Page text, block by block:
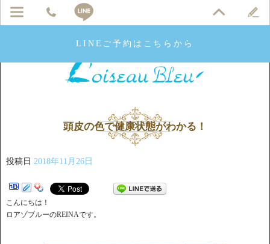
LINEご予約はこちらから
頭皮の色で健康状態がわかる！
投稿日 2018年11月26日
こんにちは！
ロアゾブルーのREINAです。